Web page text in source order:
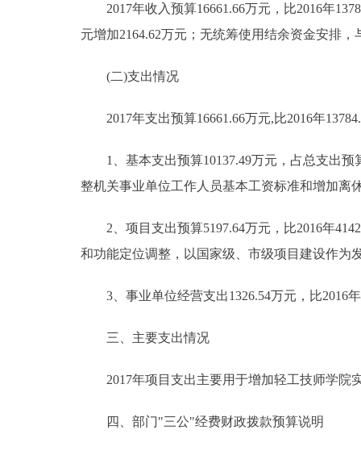
ITALIANO
2017年收入预算16661.66万元，比2016年
元增加2164.62万元；无统筹使用结余资金安排，
(二)支出情况
2017年支出预算16661.66万元,比2016年
1、基本支出预算10137.49万元，占总支出预算
整机关事业单位工作人员基本工资标准和增加离
2、项目支出预算5197.64万元，比2016年
和功能定位调整，以国家级、市级项目建设作为
3、事业单位经营支出1326.54万元，比2016年
三、主要支出情况
2017年项目支出主要用于增加轻工技师学院
四、部门"三公"经费财政拨款预算说明